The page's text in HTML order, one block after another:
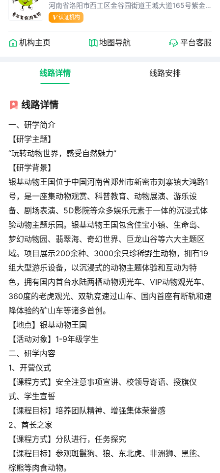
河南省洛阳市西工区金谷园街道王城大道165号紫金
城 认证机构
机构主页 地图导航 平台客服
线路详情 线路安排
线路详情
一、研学简介
【研学主题】
“玩转动物世界，感受自然魅力”
【研学背景】
银基动物王国位于中国河南省郑州市新密市刘寨镇大鸿路1
号，是一座集动物观赏、科普教育、动物展演、游乐设
备、剧场表演、5D影院等众多娱乐元素于一体的沉浸式体
验动物主题乐园。银基动物王国包含佳宝小镇、生命岛、
梦幻动物园、翡翠海、奇幻世界、巨龙山谷等六大主题区
域。项目展示200余种、3000余只珍稀野生动物，拥有19
组大型游乐设备，以沉浸式的动物主题体验和互动为特
色，拥有国内首台水陆两栖动物观光车、VIP动物观光车、
360度的老虎观光、双轨竞速过山车、国内首座有断轨和速
降体验的矿山车等诸多首创。
【地点】银基动物王国
【活动对象】1-9年级学生
二、研学内容
1、开营仪式
【课程方式】安全注意事项宣讲、校领导寄语、授旗仪
式、学生宣誓
【课程目标】培养团队精神、增强集体荣誉感
2、酋长之家
【课程方式】分队进行，任务探究
【课程目标】参观斑鬣狗、狼、东北虎、非洲狮、黑熊、
棕熊等肉食动物。